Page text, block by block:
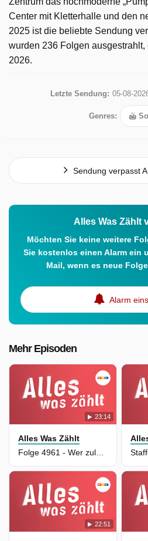
Center mit Kletterhalle und den
2025 ist die beliebte Sendung
wurden 236 Folgen ausgestrahlt,
2026.
Letzte Sendung: 05-08-
Genres:
Sendung verpasst
Alles Was Zählt
Möchten Sie keine weitere
Sie kostenlos einen Alarm ein
Mail, wenn es neue
Alarm
Mehr Episoden
23:14
Alles Was Zählt
Folge 4961 - Wer zuletzt lacht
22:51